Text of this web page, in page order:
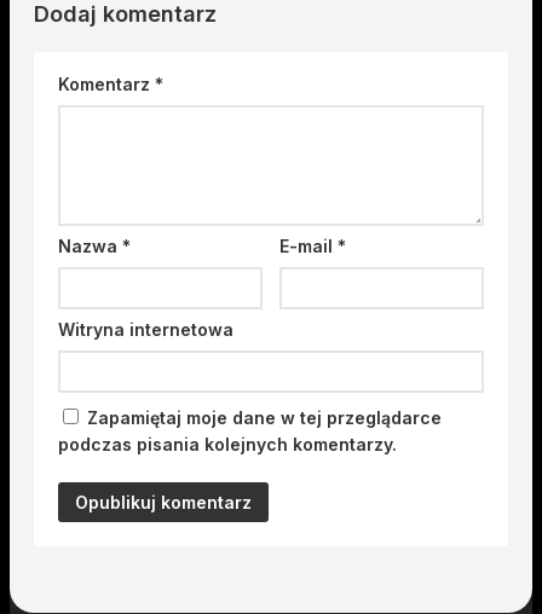
Dodaj komentarz
Komentarz *
Nazwa * E-mail*
Witryna internetowa
Zapamiętaj moje dane w tej przeglądarce
podczas pisania kolejnych komentarzy.